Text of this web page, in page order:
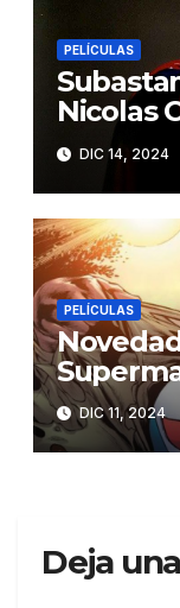
PELÍCULAS
Nicolas
Lives»
DIC 14, 2024
PELÍCULAS
DIC 11, 2024
Deja